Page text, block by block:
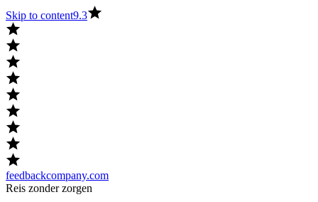
Skip to content9.3
feedbackcompany.com
Reis zonder zorgen